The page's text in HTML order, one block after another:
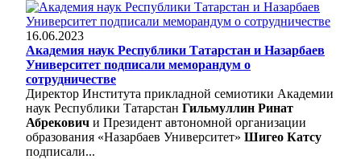
16.06.2023
Академия наук Республики Татарстан и Назарбаев
Университет подписали меморандум о
сотрудничестве
Директор Института прикладной семиотики Академии
наук Республики Татарстан Гильмуллин Ринат
Абрекович и Президент автономной организации
образования «Назарбаев Университет» Шигео Катсу
подписали...